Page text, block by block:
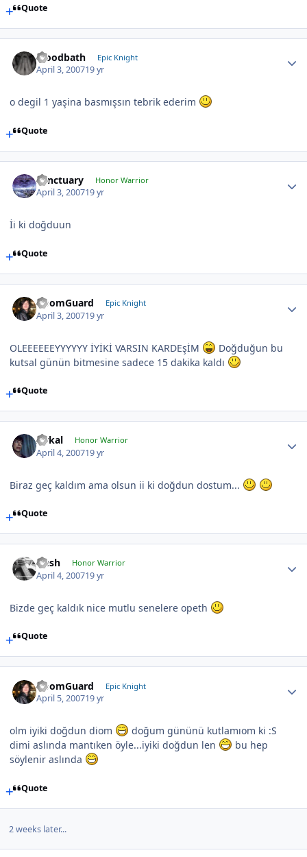
Quote
bloodbath Epic Knight
April 3, 200719 yr
o degil 1 yaşina basmışsın tebrik ederim
Quote
Sanctuary Honor Warrior
April 3, 200719 yr
İi ki doğduun
Quote
DoomGuard Epic Knight
April 3, 200719 yr
OLEEEEEEYYYYYY İYİKİ VARSIN KARDEşİM
Doğduğun bu
kutsal günün bitmesine sadece 15 dakika kaldı
Quote
Aykal Honor Warrior
April 4, 200719 yr
Biraz geç kaldım ama olsun ii ki doğdun dostum...
Quote
Qesh Honor Warrior
April 4, 200719 yr
Bizde geç kaldık nice mutlu senelere opeth
Quote
DoomGuard Epic Knight
April 5, 200719 yr
olm iyiki doğdun diom
doğum gününü kutlamıom ki :S
dimi aslında mantıken öyle...iyiki doğdun len
bu hep
söylenir aslında
Quote
2 weeks later...